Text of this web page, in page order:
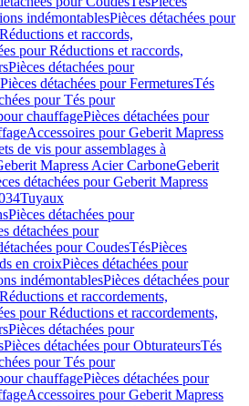
indémontablesPièces détachées pour
Réductions et raccords,
pour Réductions et raccords,
Pièces détachées pour
Pièces détachées pour FermeturesTés
pour Tés pour
chauffagePièces détachées pour
Accessoires pour Geberit Mapress
de vis pour assemblages à
Mapress Acier CarboneGeberit
détachées pour Geberit Mapress
Tuyaux
Pièces détachées pour
détachées pour
pour CoudesTésPièces
en croixPièces détachées pour
indémontablesPièces détachées pour
Réductions et raccordements,
pour Réductions et raccordements,
Pièces détachées pour
Pièces détachées pour ObturateursTés
pour Tés pour
chauffagePièces détachées pour
Accessoires pour Geberit Mapress